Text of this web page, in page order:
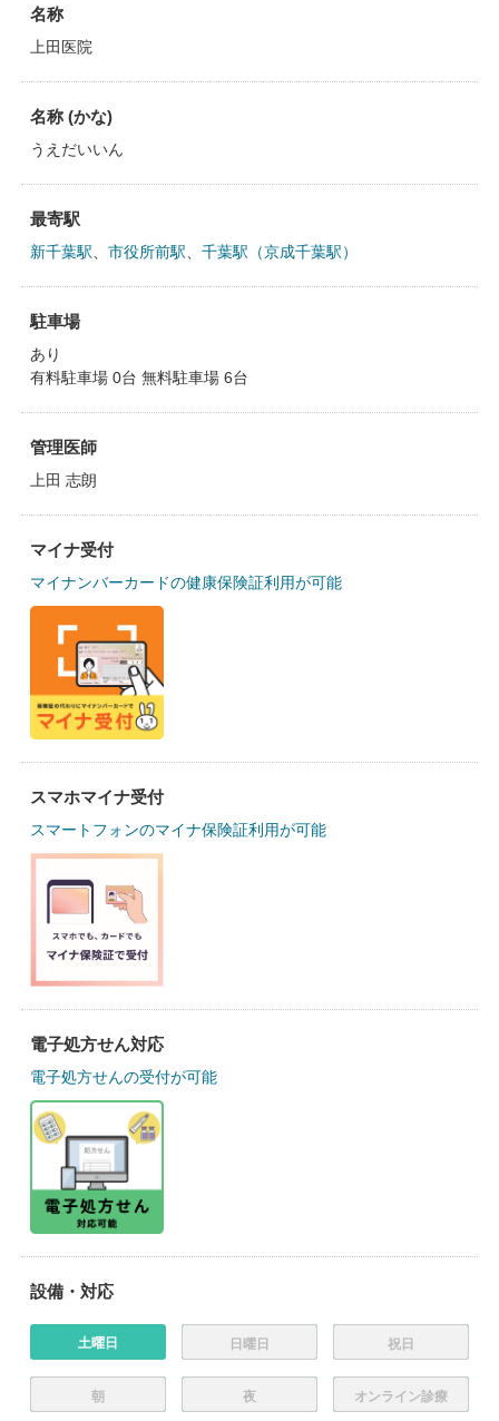
名称
上田医院
名称 (かな)
うえだいいん
最寄駅
新千葉駅 市役所前駅 千葉駅（京成千葉駅）
駐車場
あり
有料駐車場 0台 無料駐車場 6台
管理医師
上田 志朗
マイナ受付
マイナンバーカードの健康保険証利用が可能
スマホマイナ受付
スマートフォンのマイナ保険証利用が可能
電子処方せん対応
電子処方せんの受付が可能
設備・対応
土曜日 日曜日 祝日
朝 夜 オンライン診療